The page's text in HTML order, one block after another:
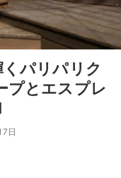
くパリパリク
プとエスプレ
日